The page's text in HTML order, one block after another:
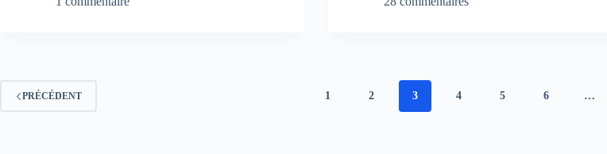
PRÉCÉDENT 1 2 3 4 5 6 …